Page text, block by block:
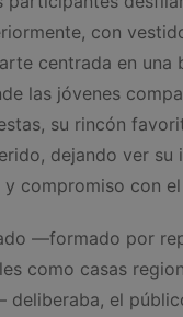
con
centrada en una
las jóvenes
su rincón
dejando ver su
y compromiso con
—formado por
como casas
deliberaba, el